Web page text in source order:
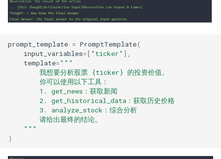
prompt_template = PromptTemplate(
input_variables=[ "ticker" ],
template="""
        我想要分析股票
{ticker} 的投资价值。
        你可以使用以下工具：
        1. get_news：获取新闻
        2. get_historical_data：获取历史价格
        3. analyze_stock：综合分析
        请给出最终的结论。
    """
)